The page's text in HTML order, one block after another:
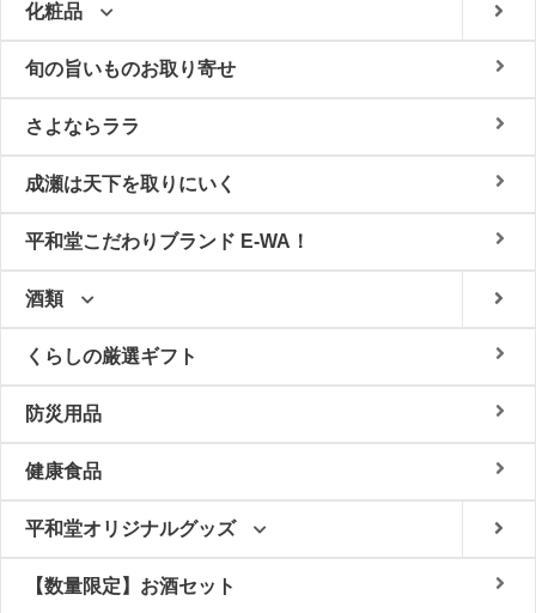
化粧品
旬の旨いものお取り寄せ
さよならララ
成瀬は天下を取りにいく
平和堂こだわりブランド E-WA！
酒類
くらしの厳選ギフト
防災用品
健康食品
平和堂オリジナルグッズ
【数量限定】お酒セット